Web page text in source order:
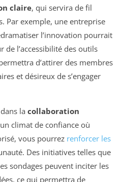
claire, qui servira de fil
Par exemple, une entreprise
l’innovation pourrait
l’accessibilité des outils
d’attirer des membres
et désireux de s’engager
la collaboration
climat de confiance où
vous pourrez renforcer les
Des initiatives telles que
sondages peuvent inciter les
ce qui permettra de